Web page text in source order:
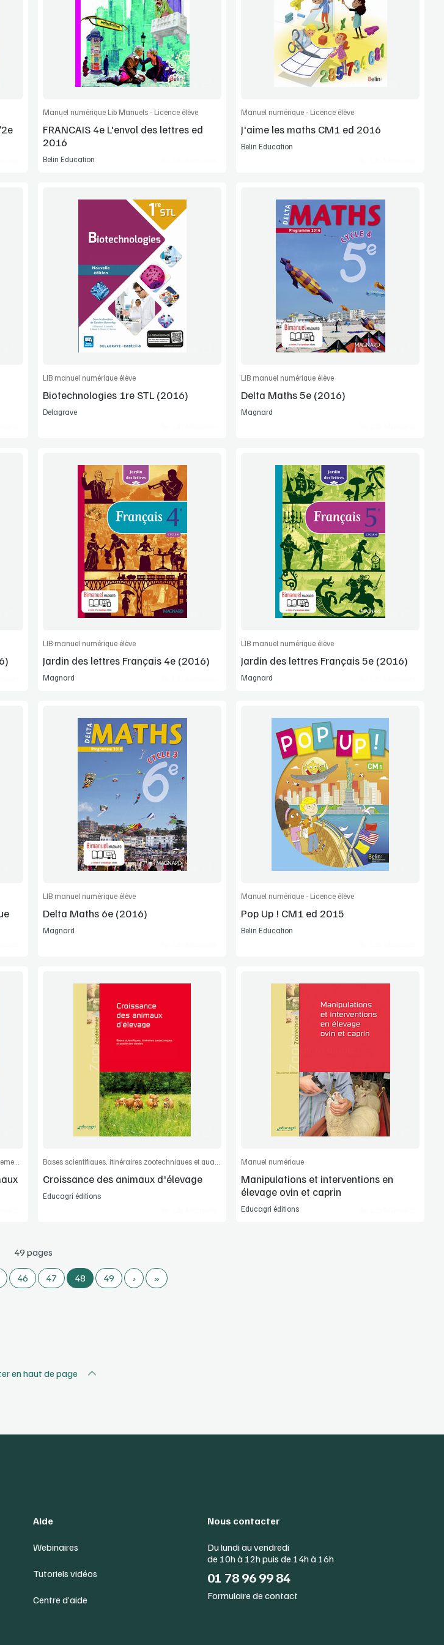
Extrait
Commander l'article
Manuel numérique Lib Manuels - Licence élève
FRANCAIS 4e L'envol des lettres ed
2016
Belin Education
Extrait
Commander l'article
Manuel numérique - Licence élève
J'aime les maths CM1 ed 2016
Belin Education
Voir la démo
Extrait
Commander l'article
LIB manuel numérique élève
Biotechnologies 1re STL (2016)
Delagrave
Voir la démo
Manuel complet
Commander l'article
LIB manuel numérique élève
Delta Maths 5e (2016)
Magnard
Voir la démo
Manuel complet
Commander l'article
LIB manuel numérique élève
Jardin des lettres Français 4e (2016)
Magnard
Voir la démo
Manuel complet
Commander l'article
LIB manuel numérique élève
Jardin des lettres Français 5e (2016)
Magnard
Voir la démo
Manuel complet
Commander l'article
LIB manuel numérique élève
Delta Maths 6e (2016)
Magnard
Voir la démo
Extrait
Commander l'article
Manuel numérique - Licence élève
Pop Up ! CM1 ed 2015
Belin Education
Voir la démo
Manuel complet
Commander l'article
Croissance des animaux d'élevage
Educagri éditions
Voir la démo
Manuel complet
Commander l'article
Manuel numérique
Manipulations et interventions en
élevage ovin et caprin
Educagri éditions
49 pages
46 47 48 49 › »
en haut de page
Aide
Webinaires
Tutoriels vidéos
Centre d’aide
Nous contacter
Du lundi au vendredi
de 10h à 12h puis de 14h à 16h
01 78 96 99 84
Formulaire de contact